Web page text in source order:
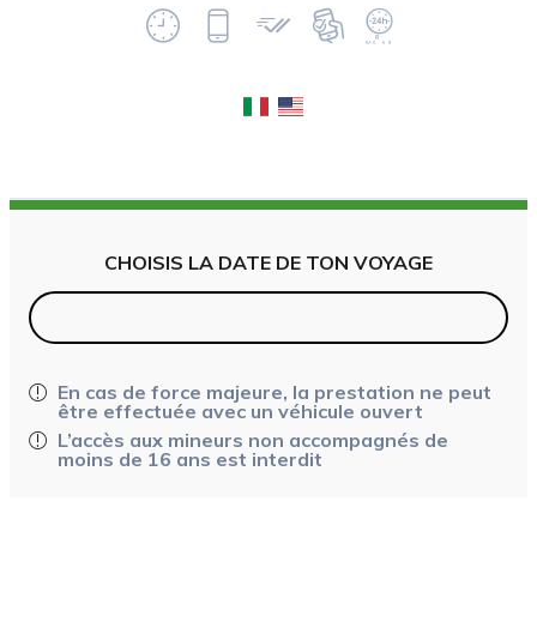
CHOISIS LA DATE DE TON VOYAGE
En cas de force majeure, la prestation ne peut
être effectuée avec un véhicule ouvert
L’accès aux mineurs non accompagnés de
moins de 16 ans est interdit